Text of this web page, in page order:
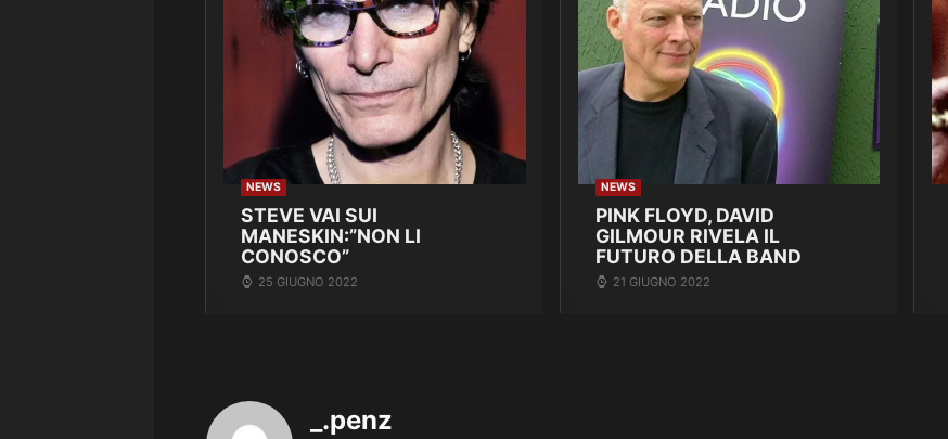
NEWS
STEVE VAI SUI
MANESKIN:”NON LI
CONOSCO”
25 GIUGNO 2022
NEWS
PINK FLOYD, DAVID
GILMOUR RIVELA IL
FUTURO DELLA BAND
21 GIUGNO 2022
_.penz